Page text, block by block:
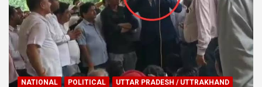
NATIONAL POLITICAL UTTAR PRADESH / UTTRAKHAND